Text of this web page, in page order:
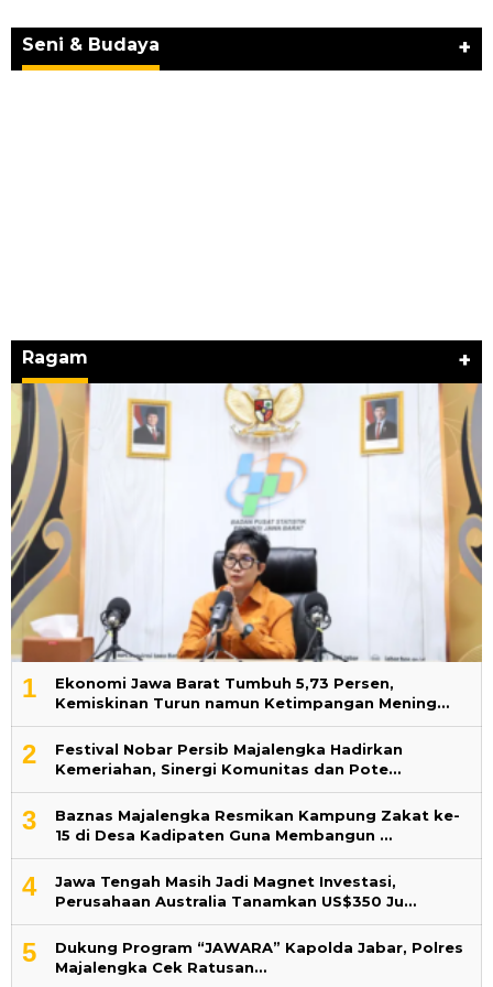
Seni & Budaya +
BERKARYA UNTUK PE…
Ragam +
1
Ekonomi Jawa Barat Tumbuh 5,73 Persen,
Kemiskinan Turun namun Ketimpangan Mening…
2
Festival Nobar Persib Majalengka Hadirkan
Kemeriahan, Sinergi Komunitas dan Pote…
3
Baznas Majalengka Resmikan Kampung Zakat ke-
15 di Desa Kadipaten Guna Membangun …
4
Jawa Tengah Masih Jadi Magnet Investasi,
Perusahaan Australia Tanamkan US$350 Ju…
5
Dukung Program “JAWARA” Kapolda Jabar, Polres
Majalengka Cek Ratusan…